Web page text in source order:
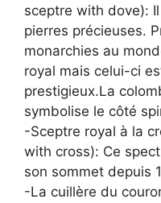
sceptre with dove):
pierres précieuses.
monarchies au
royal mais celui-ci
prestigieux.La
symbolise le côté
-Sceptre royal à la
with cross): Ce
son sommet depuis
-La cuillère du